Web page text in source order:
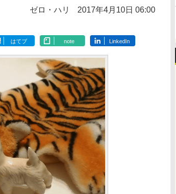
ゼロ・ハリ 2017年4月10日 06:00
はてブ note LinkedIn